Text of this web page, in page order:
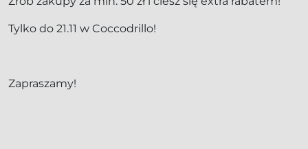
Tylko do 21.11 w Coccodrillo!
Zapraszamy!